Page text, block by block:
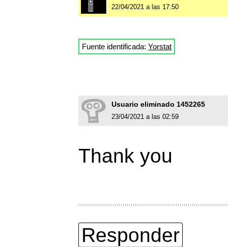
22/04/2021 a las 17:50
Fuente identificada: Yorstat
Usuario eliminado 1452265
23/04/2021 a las 02:59
Thank you
Responder